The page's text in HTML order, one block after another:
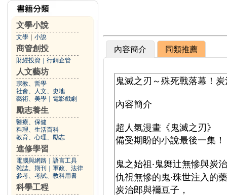
文學小說
文學 小說
商管創投
財經投資 行銷企管
人文藝坊
宗教、哲學
社會、人文、史地
藝術、美學
電影戲劇
勵志養生
醫療、保健
料理、生活百科
教育、心理、勵志
進修學習
電腦與網路
語言工具
雜誌、期刊
軍政、法律
參考、考試、教科用書
科學工程
內容簡介 同類推薦